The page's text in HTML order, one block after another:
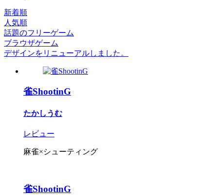
新着順
人気順
話題のフリーゲーム
ブラウザゲーム
デザインをリニューアルしました。
雀ShootinG
たかしうむ
レビュー
麻雀×シューティング
雀ShootinG